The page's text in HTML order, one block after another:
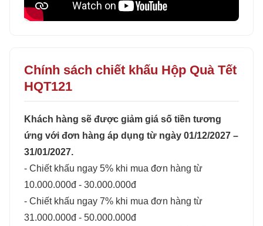
Chính sách chiết khấu Hộp Quà Tết
HQT121
Khách hàng sẽ được giảm giá số tiền tương
ứng với đơn hàng áp dụng từ ngày 01/12/2027 –
31/01/2027.
- Chiết khấu ngay 5% khi mua đơn hàng từ
10.000.000đ - 30.000.000đ
- Chiết khấu ngay 7% khi mua đơn hàng từ
31.000.000đ - 50.000.000đ